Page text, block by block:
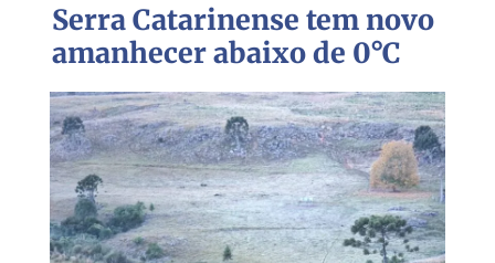
Serra Catarinense tem novo
amanhecer abaixo de 0°C